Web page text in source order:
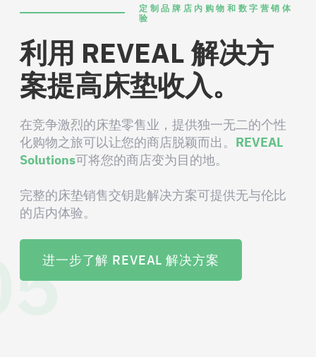
定制品牌店内购物和数字营销体
验
利用 REVEAL 解决方
案提高床垫收入。
在竞争激烈的床垫零售业，提供独一无二的个性
化购物之旅可以让您的商店脱颖而出。 REVEAL
Solutions可将您的商店变为目的地。
完整的床垫销售交钥匙解决方案可提供无与伦比
的店内体验。
进一步了解 REVEAL 解决方案